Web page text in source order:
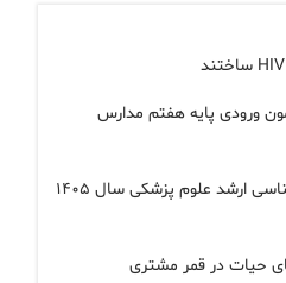
ورودی پایه هفتم مدارس
آغاز نام‌نویسی آزمون کارشناسی ارشد علوم پزشکی سال ۱۴۰۵
حیات در قمر مشتری